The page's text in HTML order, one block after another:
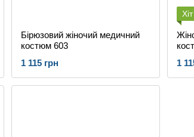
Бірюзовий жіночий медичний
костюм 603
1 115 грн
Хіт
або
1